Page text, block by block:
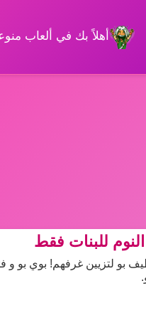
أهلاً بك في ألعاب
للبنات فقط
بو لتزيين غرفهم! بوي بو و